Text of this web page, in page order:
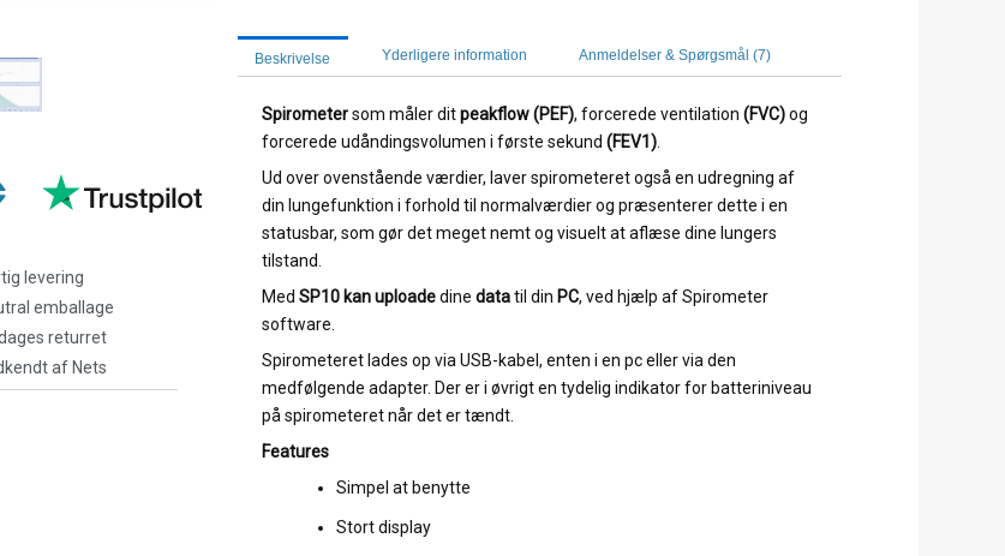
levering
emballage
returret
af Nets
Beskrivelse Yderligere information Anmeldelser & Spørgsmål (7)
Spirometersom måler ditpeakflow (PEF), forcerede ventilation (FVC)og
forcerede udåndingsvolumen i første sekund (FEV1).
Ud over ovenstående værdier, laver spirometeret også en udregning af
din lungefunktion i forhold til normalværdier og præsenterer dette i en
statusbar, som gør det meget nemt og visuelt at aflæse dine lungers
tilstand.
Med SP10 kan uploadedine datatil din PC, ved hjælp af Spirometer
software.
Spirometeret lades op via USB-kabel, enten i en pc eller via den
medfølgende adapter. Der er i øvrigt en tydelig indikator for batteriniveau
på spirometeret når det er tændt.
Features
Simpel at benytte
Stort display